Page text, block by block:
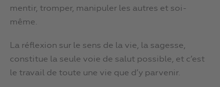
mentir, tromper, manipuler les autres et soi-
même.
La réflexion sur le sens de la vie, la sagesse,
constitue la seule voie de salut possible, et c’est
le travail de toute une vie que d’y parvenir.